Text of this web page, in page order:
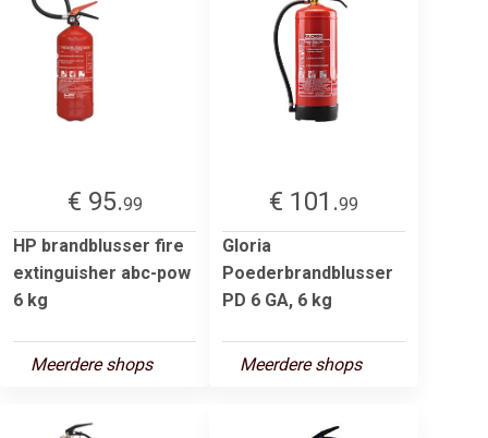
€ 95.99
HP brandblusser fire
extinguisher abc-pow
6 kg
Meerdere shops
€ 101.99
Gloria
Poederbrandblusser
PD 6 GA, 6 kg
Meerdere shops